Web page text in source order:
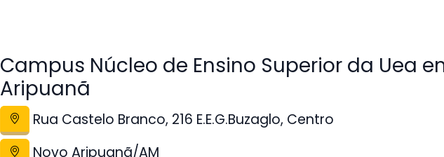
Campus Núcleo de Ensino Superior da Uea
Aripuanã
Rua Castelo Branco, 216 E.E.G.Buzaglo, Centro
Novo Aripuanã/AM